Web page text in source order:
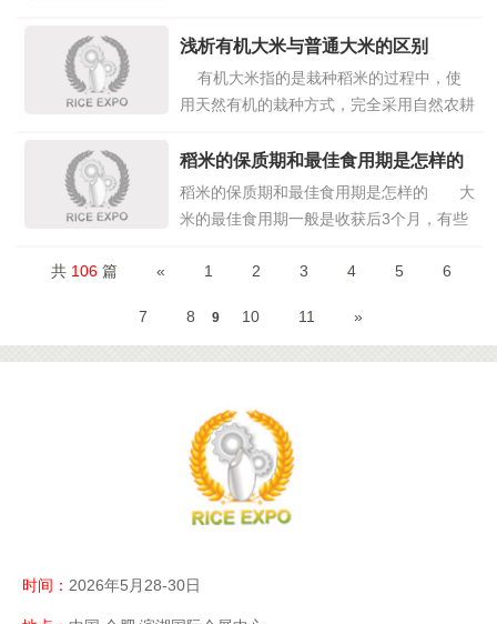
所以秋冬季节多加食用，也可以改善皮肤干
燥和粗糙的问题。同时因为谷物的皮肤中富
含B族维生素，同样可以改善皮肤问题。
浅析有机大米与普通大米的区别
有机大米指的是栽种稻米的过程中，使
用天然有机的栽种方式，完全采用自然农耕
场推荐的良质米品种，而且在栽培过程中不
能使用化学肥料，农药和生长调节剂等。那
么，有机大米与普通大米的区别是什么，米
稻米的保质期和最佳食用期是怎样的
稻米的保质期和最佳食用期是怎样的 大
米的最佳食用期一般是收获后3个月，有些
6月梅雨季节，由于气温高、湿度大，大米
后熟作用较短，1个月左右食用最佳。 稻
共 106篇 « 1 2 3 4 5 6
7 8 9 10 11 »
时间： 2026年5月28-30日